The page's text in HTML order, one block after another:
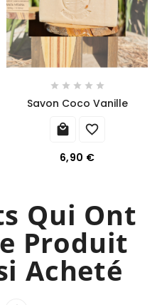
    
Savon Coco Vanille
 
6,90 €
Qui Ont
Produit
Acheté